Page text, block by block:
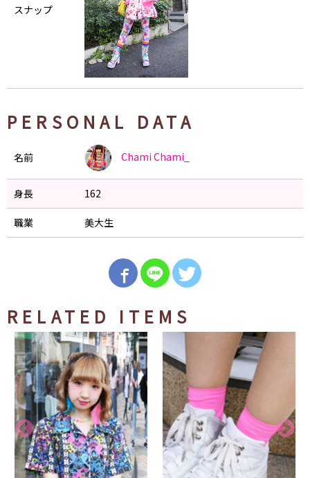
スナップ
PERSONAL DATA
名前 Chami Chami_
身長 162
職業 美大生
RELATED ITEMS